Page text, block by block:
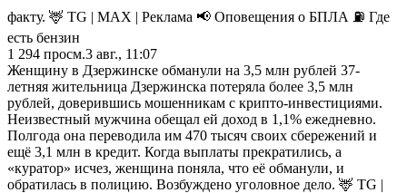
факту. 🦌 TG | MAX | Реклама 📢 Оповещения о БПЛА ⛽️ Где
есть бензин
1 294 просм.3 авг., 11:07
Женщину в Дзержинске обманули на 3,5 млн рублей 37-
летняя жительница Дзержинска потеряла более 3,5 млн
рублей, доверившись мошенникам с крипто-инвестициями.
Неизвестный мужчина обещал ей доход в 1,1% ежедневно.
Полгода она переводила им 470 тысяч своих сбережений и
ещё 3,1 млн в кредит. Когда выплаты прекратились, а
«куратор» исчез, женщина поняла, что её обманули, и
обратилась в полицию. Возбуждено уголовное дело. 🦌 TG |